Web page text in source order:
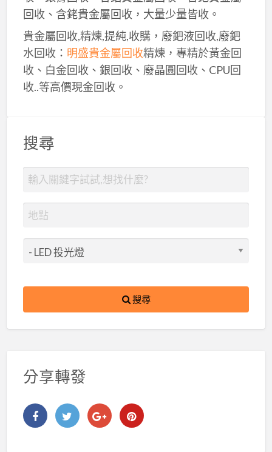
回收、含銠貴金屬回收，大量少量皆收。
貴金屬回收,精煉,提純,收購，廢鈀液回收,廢鈀
水回收： 明盛貴金屬回收精煉，專精於黃金回
收、白金回收、銀回收、廢晶圓回收、CPU回
收..等高價現金回收。
搜尋
搜尋
分享轉發